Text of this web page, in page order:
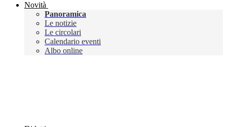
Novità
Panoramica
Le notizie
Le circolari
Calendario eventi
Albo online